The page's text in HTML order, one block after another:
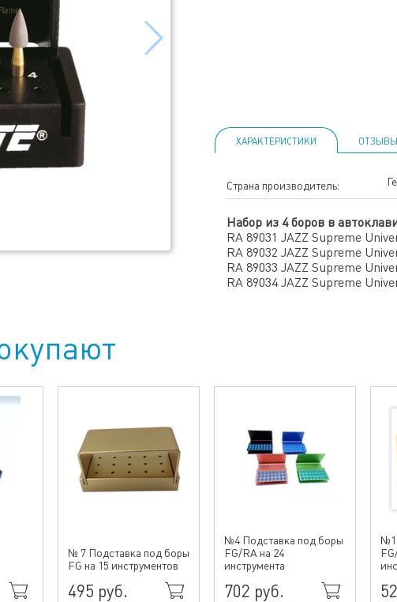
ХАРАКТЕРИСТИКИ ОТЗЫВЫ
Страна производитель:
Набор из 4 боров в
RA 89031 JAZZ Supreme
RA 89032 JAZZ Supreme
RA 89033 JAZZ Supreme
RA 89034 JAZZ Supreme
№ 7 Подставка под боры
FG на 15 инструментов
495 руб.
№4 Подставка под боры
FG/RA на 24
инструмента
702 руб.
№1